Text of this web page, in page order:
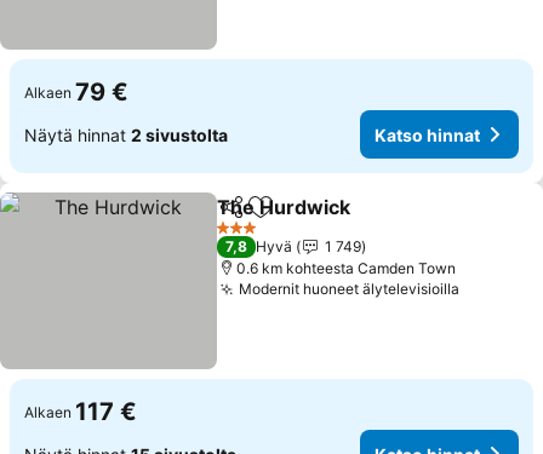
Alkaen 79 €
Näytä hinnat 2 sivustolta Katso hinnat
Jaa Lisää suosikkeihin
The Hurdwick
3 Tähtiluokitus
7,8 Hyvä
1 749
0.6 km kohteesta Camden Town
Modernit huoneet älytelevisioilla
Alkaen 117 €